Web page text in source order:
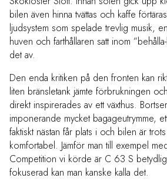
bilen även hinna tvättas och kaffe
ljudsystem som spelade trevlig musik,
huven och farthållaren satt inom
det av.
Den enda kritiken på den fronten kan
liten bränsletank jämte förbrukningen
direkt inspirerades av ett växthus.
imponerande mycket bagageutrymme,
faktiskt nästan får plats i och bilen är
komfortabel. Jämför man till exempel
Competition vi körde är C 63 S
fokuserad kan man kanske kalla det.